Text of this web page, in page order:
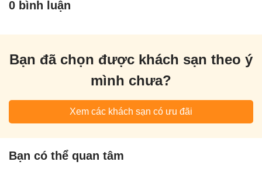
0 bình luận
Bạn đã chọn được khách sạn theo ý
mình chưa?
Xem các khách sạn có ưu đãi
Bạn có thể quan tâm